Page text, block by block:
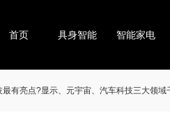
首页 具身智能 智能家电
有亮点?显示、元宇宙、汽车科技三大领域